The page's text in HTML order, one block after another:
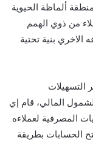
ألماظة الحيوية
من ذوي الهمم
بنية تحتية
التسهيلات
المالي، قام إي
المصرفية لعملاءه
الحسابات بطريقة